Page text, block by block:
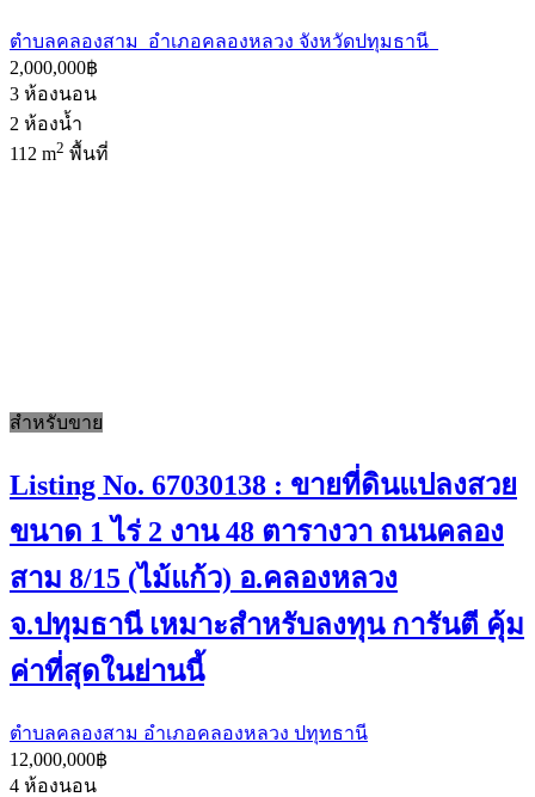
ตำบลคลองสาม อำเภอคลองหลวง จังหวัดปทุมธานี
2,000,000฿
3 ห้องนอน
2 ห้องน้ำ
112 m2 พื้นที่
สำหรับขาย
Listing No. 67030138 : ขายที่ดินแปลงสวย
ขนาด 1 ไร่ 2 งาน 48 ตารางวา ถนนคลอง
สาม 8/15 (ไม้แก้ว) อ.คลองหลวง
จ.ปทุมธานี เหมาะสำหรับลงทุน การันตี คุ้ม
ค่าที่สุดในย่านนี้
ตำบลคลองสาม อำเภอคลองหลวง ปทุทธานี
12,000,000฿
4 ห้องนอน